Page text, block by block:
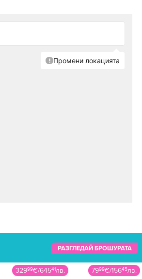
РАЗГЛЕДАЙ БРОШУРАТА
7999€/15645лв. 74999€/146686лв.